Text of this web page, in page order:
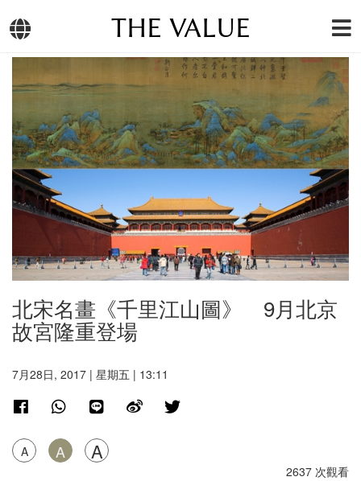
THE VALUE
北宋名畫《千里江山圖》 9月北京
故宮隆重登場
7月28日, 2017 | 星期五 | 13:11
A A A
2637 次觀看